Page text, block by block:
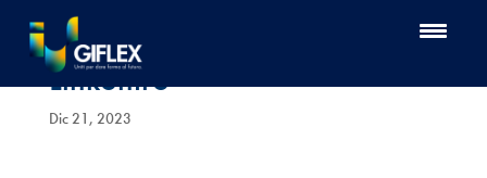
Linkontro
Dic 21, 2023